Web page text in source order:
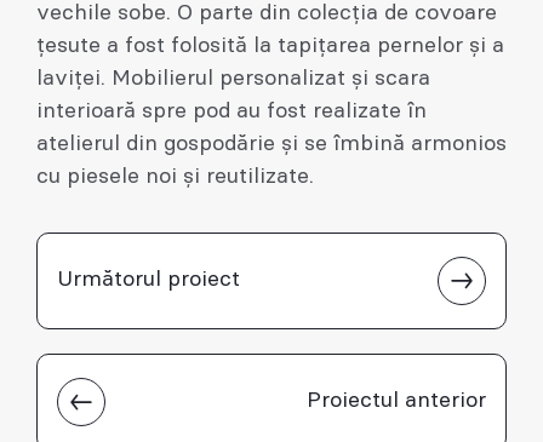
vechile sobe. O parte din colecția de covoare
țesute a fost folosită la tapițarea pernelor și a
laviței. Mobilierul personalizat și scara
interioară spre pod au fost realizate în
atelierul din gospodărie și se îmbină armonios
cu piesele noi și reutilizate.
Proiectul anterior
Următorul proiect